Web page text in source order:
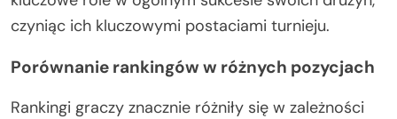
czyniąc ich kluczowymi postaciami turnieju.
Porównanie rankingów w różnych pozycjach
Rankingi graczy znacznie różniły się w zależności